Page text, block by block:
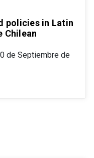
policies in Latin
Chilean
de Septiembre de